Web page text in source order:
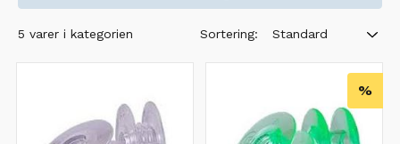
5 varer i kategorien Sortering: Standard
%